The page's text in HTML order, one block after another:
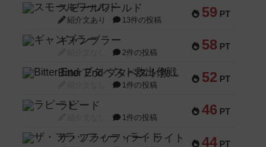
59 PT
スモールワールド
紹介文あり 13件の投稿
58 PT
ギャンブラー
2件の投稿
52 PT
Bitter End ブタペスト救出作戦
1件の投稿
46 PT
ラピード
1件の投稿
44 PT
ザ・フラッフィー・ライト